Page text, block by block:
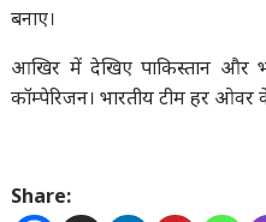
बनाए।
आखिर में देखिए पाकिस्तान और
कॉम्पेरिजन। भारतीय टीम हर ओवर
Share: